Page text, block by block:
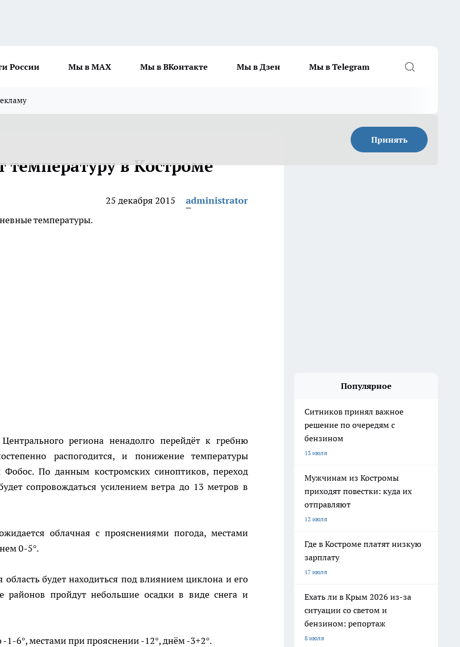
России Мы в MAX Мы в ВКонтакте Мы в Дзен Мы в Telegram
Принять
в Костроме
25 декабря 2015
administrator
температуры.
региона ненадолго перейдёт к гребню
распогодится, и понижение температуры
По данным костромских синоптиков, переход
сопровождаться усилением ветра до 13 метров в
облачная с прояснениями погода, местами
0-5°.
будет находиться под влиянием циклона и его
районов пройдут небольшие осадки в виде снега и
1-6°, местами при прояснении -12°, днём -3+2°.
Популярное
Ситников принял важное
решение по очередям с
бензином
13 июля
Мужчинам из Костромы
приходят повестки: куда их
отправляют
12 июля
Где в Костроме платят низкую
зарплату
17 июля
Ехать ли в Крым 2026 из-за
ситуации со светом и
бензином: репортаж
8 июля